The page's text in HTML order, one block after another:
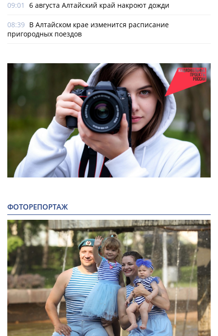
09:01 6 августа Алтайский край накроют дожди
08:39 В Алтайском крае изменится расписание
пригородных поездов
ФОТОРЕПОРТАЖ